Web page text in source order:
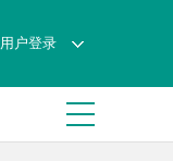
用户登录